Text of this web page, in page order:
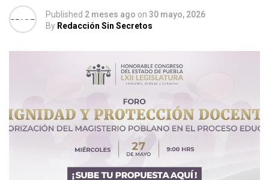
Published 2 meses ago on 30 mayo, 2026
By Redacción Sin Secretos